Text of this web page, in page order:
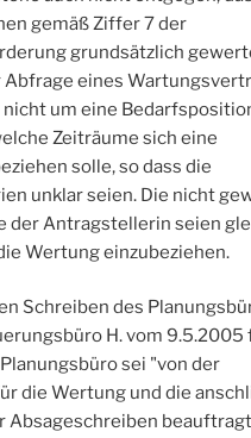
gemäß Ziffer 7 der
grundsätzlich
Abfrage eines
nicht um eine
Zeiträume sich eine
solle, so dass die
unklar seien. Die nicht
der Antragstellerin seien
Wertung einzubeziehen.
Schreiben des
H. vom 9.5.2005
sei "von der
die Wertung und die
Absageschreiben